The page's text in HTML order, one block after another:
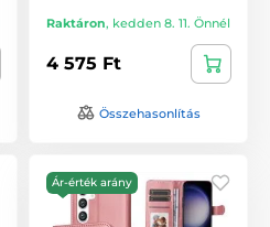
Raktáron, kedden 8. 11. Önnél
4 575 Ft
Összehasonlítás
Ár-érték arány